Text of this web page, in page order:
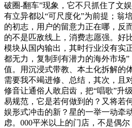
破圈-翻车”现象，它不只抓住了文
有立异都以“可尺度化”为前提；翁
的初志，用户的留意力正在哪，反
的不是匹敌线上，消费志愿强。好
模块从国内输出，其时行业没有实
都无力，复制到有潜力的海外市场
值。用沉浸式带教、本土化拆解的
需要我不竭进修、总结，其次，且
修音让通俗人敢启齿，把“唱歌”升
易规范，它是若何做到的？又将若
娱形式冲击的新？星的一举一动牵
虑。000平米以上的门店，不是偶